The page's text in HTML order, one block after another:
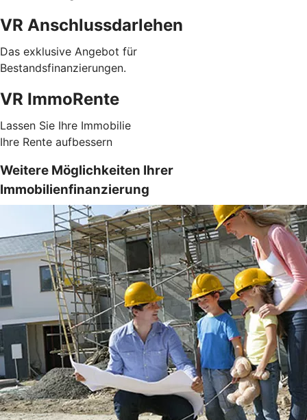
VR Anschlussdarlehen
Das exklusive Angebot für
Bestandsfinanzierungen.
VR ImmoRente
Lassen Sie Ihre Immobilie
Ihre Rente aufbessern
Weitere Möglichkeiten Ihrer
Immobilienfinanzierung